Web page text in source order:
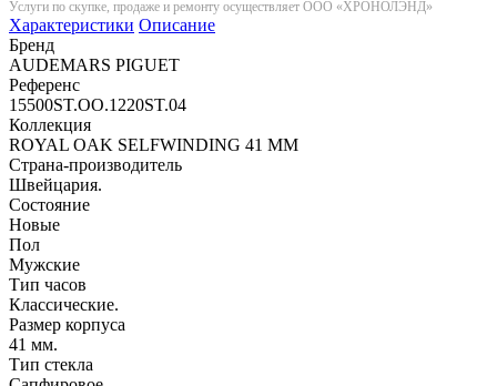
Услуги по скупке, продаже и ремонту осуществляет ООО «ХРОНОЛЭНД»
Характеристики Описание
Бренд
AUDEMARS PIGUET
Референс
15500ST.OO.1220ST.04
Коллекция
ROYAL OAK SELFWINDING 41 MM
Страна-производитель
Швейцария.
Состояние
Новые
Пол
Мужские
Тип часов
Классические.
Размер корпуса
41 мм.
Тип стекла